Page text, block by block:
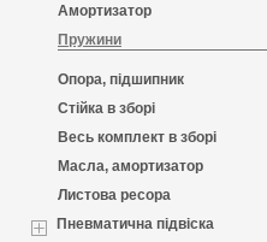
Амортизатор
Пружини
Опора, підшипник
Стійка в зборі
Весь комплект в зборі
Масла, амортизатор
Листова ресора
Пневматична підвіска